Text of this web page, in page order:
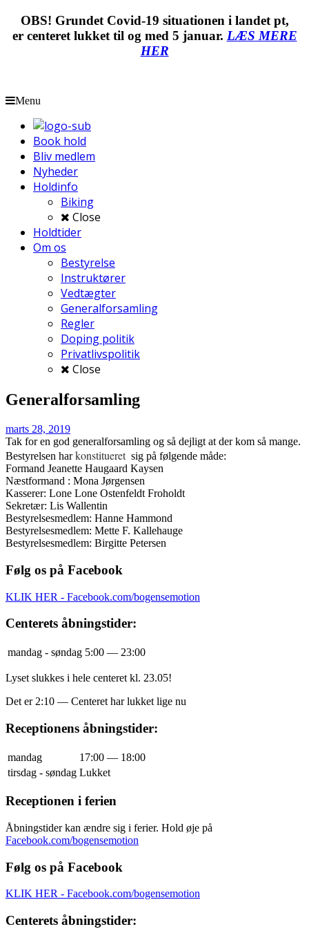
OBS! Grundet Covid-19 situationen i landet pt,
er centeret lukket til og med 5 januar. LÆS MERE
HER
Menu
Book hold
Bliv medlem
Nyheder
Holdinfo
Biking
Close
Holdtider
Om os
Bestyrelse
Instruktører
Vedtægter
Generalforsamling
Regler
Doping politik
Privatlivspolitik
Close
Generalforsamling
marts 28, 2019
Tak for en god generalforsamling og så dejligt at der kom så mange.
Bestyrelsen harkonstitueretsig på følgende måde:
Formand Jeanette Haugaard Kaysen
Næstformand : Mona Jørgensen
Kasserer: Lone Lone Ostenfeldt Froholdt
Sekretær: Lis Wallentin
Bestyrelsesmedlem: Hanne Hammond
Bestyrelsesmedlem: Mette F. Kallehauge
Bestyrelsesmedlem: Birgitte Petersen
Følg os på Facebook
KLIK HER - Facebook.com/bogensemotion
Centerets åbningstider:
mandag - søndag 5:00 — 23:00
Lyset slukkes i hele centeret kl. 23.05!
Det er2:10 — Centeret har lukket lige nu
Receptionens åbningstider:
mandag
17:00 — 18:00
tirsdag - søndag Lukket
Receptionen i ferien
Åbningstider kan ændre sig i ferier. Hold øje på
Facebook.com/bogensemotion
Følg os på Facebook
KLIK HER - Facebook.com/bogensemotion
Centerets åbningstider: